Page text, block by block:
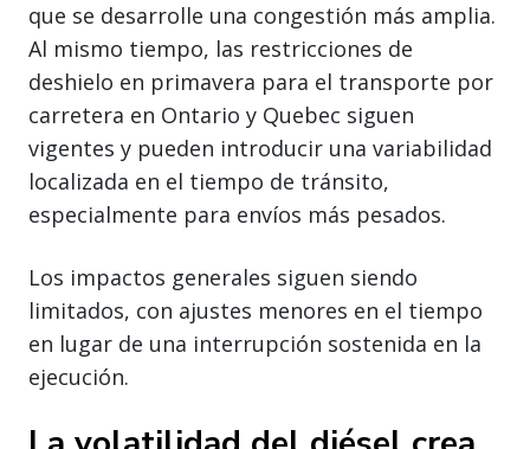
que se desarrolle una congestión más amplia.
Al mismo tiempo, las restricciones de
deshielo en primavera para el transporte por
carretera en Ontario y Quebec siguen
vigentes y pueden introducir una variabilidad
localizada en el tiempo de tránsito,
especialmente para envíos más pesados.
Los impactos generales siguen siendo
limitados, con ajustes menores en el tiempo
en lugar de una interrupción sostenida en la
ejecución.